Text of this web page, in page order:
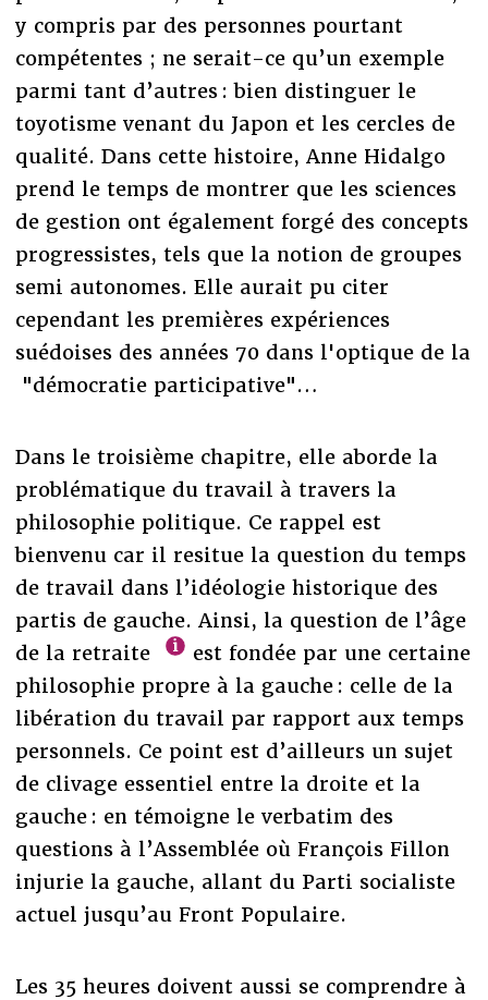
y compris par des personnes pourtant
compétentes ; ne serait-ce qu’un exemple
parmi tant d’autres : bien distinguer le
toyotisme venant du Japon et les cercles de
qualité. Dans cette histoire, Anne Hidalgo
prend le temps de montrer que les sciences
de gestion ont également forgé des concepts
progressistes, tels que la notion de groupes
semi autonomes. Elle aurait pu citer
cependant les premières expériences
suédoises des années 70 dans l'optique de la
"démocratie participative"…
Dans le troisième chapitre, elle aborde la
problématique du travail à travers la
philosophie politique. Ce rappel est
bienvenu car il resitue la question du temps
de travail dans l’idéologie historique des
partis de gauche. Ainsi, la question de l’âge
de la retraite
est fondée par une certaine
philosophie propre à la gauche : celle de la
libération du travail par rapport aux temps
personnels. Ce point est d’ailleurs un sujet
de clivage essentiel entre la droite et la
gauche : en témoigne le verbatim des
questions à l’Assemblée où François Fillon
injurie la gauche, allant du Parti socialiste
actuel jusqu’au Front Populaire.
Les 35 heures doivent aussi se comprendre à